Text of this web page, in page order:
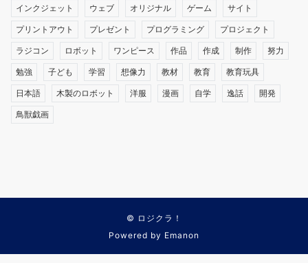
インクジェット ウェブ オリジナル ゲーム サイト
プリントアウト プレゼント プログラミング プロジェクト
ラジコン ロボット ワンピース 作品 作成 制作 努力
勉強 子ども 学習 想像力 教材 教育 教育玩具
日本語 木製のロボット 洋服 漫画 自学 逸話 開発
鳥獣戯画
© ロジクラ！
Powered by Emanon